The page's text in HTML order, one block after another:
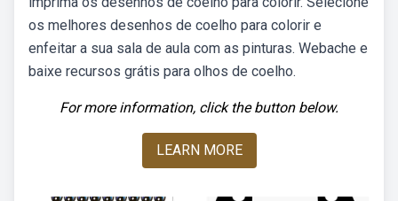
os melhores desenhos de coelho para colorir e
enfeitar a sua sala de aula com as pinturas. Webache e
baixe recursos grátis para olhos de coelho.
For more information, click the button below.
LEARN MORE